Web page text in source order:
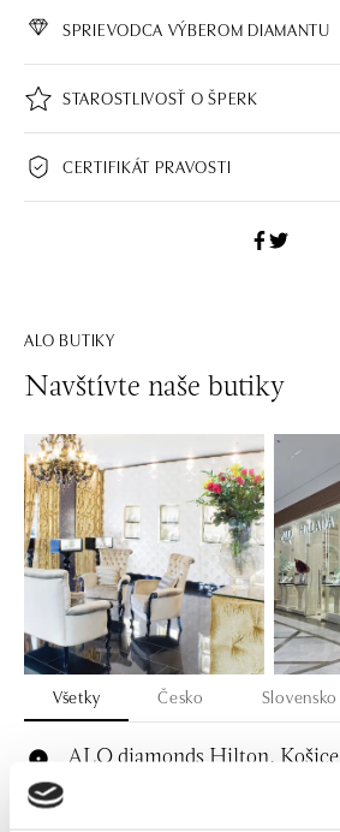
SPRIEVODCA VÝBEROM DIAMANTU
STAROSTLIVOSŤ O ŠPERK
CERTIFIKÁT PRAVOSTI
ALO BUTIKY
Navštívte naše butiky
Všetky Česko Slovensko
ALO diamonds Hilton, Košice